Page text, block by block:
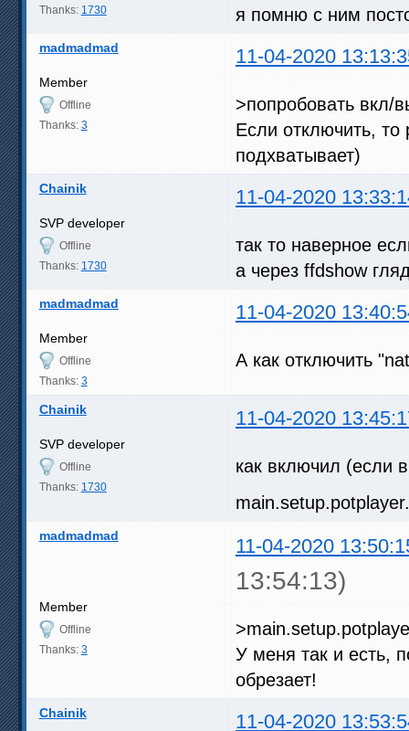
Thanks: 1730
я помню с ним
madmadmad 11-04-2020
Member
Offline
Thanks: 3
>попробовать вкл/
Если отключить,
подхватывает)
Chainik 11-04-2020
SVP developer
Offline
Thanks: 1730
так то наверное
а через ffdshow
madmadmad 11-04-2020
Member
Offline
Thanks: 3
А как отключить
Chainik 11-04-2020
SVP developer
Offline
Thanks: 1730
как включил (если
madmadmad 11-04-2020
13:54:13)
Member
Offline
Thanks: 3
У меня так и есть,
обрезает!
Chainik 11-04-2020